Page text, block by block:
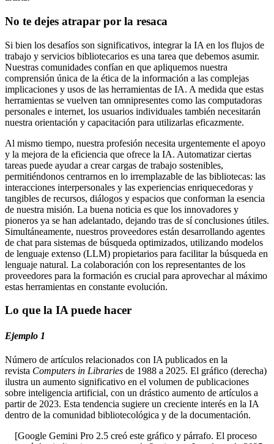
No te dejes atrapar por la resaca
Si bien los desafíos son significativos, integrar la IA en los flujos de
trabajo y servicios bibliotecarios es una tarea que debemos asumir.
Nuestras comunidades confían en que apliquemos nuestra
comprensión única de la ética de la información a las complejas
implicaciones y usos de las herramientas de IA. A medida que estas
herramientas se vuelven tan omnipresentes como las computadoras
personales e internet, los usuarios individuales también necesitarán
nuestra orientación y capacitación para utilizarlas eficazmente.
Al mismo tiempo, nuestra profesión necesita urgentemente el apoyo
y la mejora de la eficiencia que ofrece la IA. Automatizar ciertas
tareas puede ayudar a crear cargas de trabajo sostenibles,
permitiéndonos centrarnos en lo irremplazable de las bibliotecas: las
interacciones interpersonales y las experiencias enriquecedoras y
tangibles de recursos, diálogos y espacios que conforman la esencia
de nuestra misión. La buena noticia es que los innovadores y
pioneros ya se han adelantado, dejando tras de sí conclusiones útiles.
Simultáneamente, nuestros proveedores están desarrollando agentes
de chat para sistemas de búsqueda optimizados, utilizando modelos
de lenguaje extenso (LLM) propietarios para facilitar la búsqueda en
lenguaje natural. La colaboración con los representantes de los
proveedores para la formación es crucial para aprovechar al máximo
estas herramientas en constante evolución.
Lo que la IA puede hacer
Ejemplo 1
Número de artículos relacionados con IA publicados en la
revista Computers in Libraries de 1988 a 2025. El gráfico (derecha)
ilustra un aumento significativo en el volumen de publicaciones
sobre inteligencia artificial, con un drástico aumento de artículos a
partir de 2023. Esta tendencia sugiere un creciente interés en la IA
dentro de la comunidad bibliotecológica y de la documentación.
[Google Gemini Pro 2.5 creó este gráfico y párrafo. El proceso